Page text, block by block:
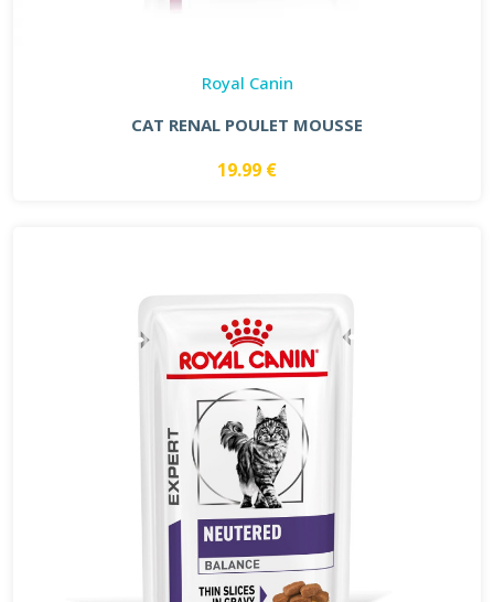
Royal Canin
CAT RENAL POULET MOUSSE
19.99 €